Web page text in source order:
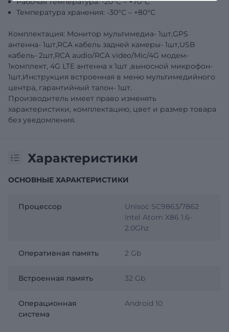
Температура хранения: -30°C – +80°C
Комплектация: Монитор мультимедиа- 1шт,GPS
антенна- 1шт,RCA кабель задней камеры- 1шт,USB
кабель- 2шт,RCA audio/RCA video/Mic/4G модем-
1комплект, 4G LTE антенна х 1шт ,выносной микрофон-
1шт,Инструкция встроенная в меню мультимедийного
центра, гарантийный талон- 1шт.
Производитель имеет право изменять
характеристики, комплектацию, цвет и размер товара
без уведомления.
Характеристики
ОСНОВНЫЕ ХАРАКТЕРИСТИКИ
Процессор
Unisoc SC9863/7862
Intel Atom X86 1.6-
2.0Ghz
Оперативная память 2 Gb
Встроенная память 32 Gb
Операционная
система
Android 10